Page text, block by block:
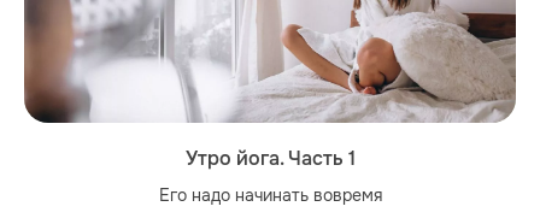
Утро йога. Часть 1
Его надо начинать вовремя